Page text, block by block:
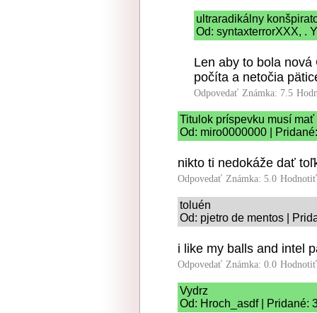
ultraradikálny
Od: syntaxterrorXXX, .
Len aby to bola
počíta a netočia
Odpovedať Známka: 7.5
Titulok príspevku musí
Od: miro0000000 |
nikto ti nedokáže dať
Odpovedať Známka: 5.0
toluén
Od: pjetro de mentos |
i like my balls and intel
Odpovedať Známka: 0.0
Vydrz
Od: Hroch_asdf | Pridané: